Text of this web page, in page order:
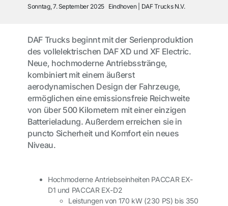
Sonntag, 7. September 2025 Eindhoven DAF Trucks N.V.
DAF Trucks beginnt mit der Serienproduktion
des vollelektrischen DAF XD und XF Electric.
Neue, hochmoderne Antriebsstränge,
kombiniert mit einem äußerst
aerodynamischen Design der Fahrzeuge,
ermöglichen eine emissionsfreie Reichweite
von über 500 Kilometern mit einer einzigen
Batterieladung. Außerdem erreichen sie in
puncto Sicherheit und Komfort ein neues
Niveau.
Hochmoderne Antriebseinheiten PACCAR EX-
D1 und PACCAR EX-D2
Leistungen von 170 kW (230 PS) bis 350